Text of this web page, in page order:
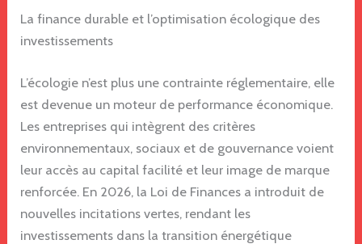
La finance durable et l’optimisation écologique des
investissements
L’écologie n’est plus une contrainte réglementaire, elle
est devenue un moteur de performance économique.
Les entreprises qui intègrent des critères
environnementaux, sociaux et de gouvernance voient
leur accès au capital facilité et leur image de marque
renforcée. En 2026, la Loi de Finances a introduit de
nouvelles incitations vertes, rendant les
investissements dans la transition énergétique